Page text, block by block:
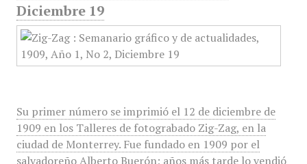
Diciembre 19
Su primer número se imprimió el 12 de diciembre de
1909 en los Talleres de fotograbado Zig-Zag, en la
ciudad de Monterrey. Fue fundado en 1909 por el
salvadoreño Alberto Buerón; años más tarde lo vendió